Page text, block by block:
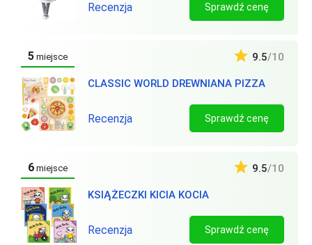
Recenzja Sprawdź cenę
5 miejsce
CLASSIC WORLD DREWNIANA PIZZA
9.5/10
Recenzja Sprawdź cenę
6 miejsce
KSIĄŻECZKI KICIA KOCIA
9.5/10
Recenzja Sprawdź cenę